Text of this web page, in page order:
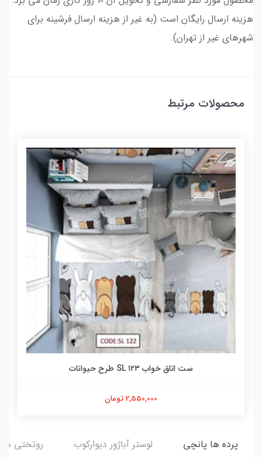
هزینه ارسال رایگان است (به غیر از هزینه ارسال فرشینه برای
شهرهای غیر از تهران).
محصولات مرتبط
ست اتاق خواب ۱۲۳ SL طرح حیوانات
2,550,000 تومان
پرده ها پانچی لوستر آباژور دیوارکوب روتختی ها